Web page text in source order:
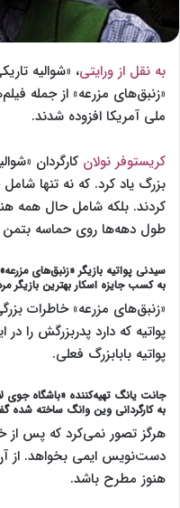
به نقل از ورایتی، «شوالیه
«زنبق‌های مزرعه» از جمله
ملی آمریکا افزوده شدند.
کریستوفر نولان کارگردان
بزرگ یاد کرد. که نه تنها
کردند. بلکه شامل حال همه
طول دهه‌ها روی حماسه بتمن
سیدنی پواتیه بازیگر «زنبق‌های
به کسب جایزه اسکار بهترین بازیگر
«زنبق‌های مزرعه» خاطرات
پواتیه که دارد پدربزرگش را
پواتیه بابابزرگ فعلی.
جانت یانگ تهیه‌کننده «باشگاه جوی
به کارگردانی وین وانگ ساخته شده
هرگز تصور نمی‌کرد که پس از
دست‌نویس ایمی بخواهد. از
هنوز مطرح باشد.